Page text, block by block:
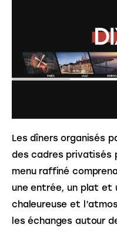
Les dîners organisés
des cadres privatisés
menu raffiné
une entrée, un plat et
chaleureuse et
les échanges autour